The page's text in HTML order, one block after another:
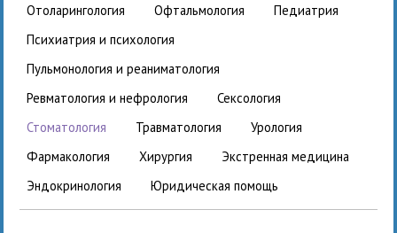
отоларингология
офтальмология
педиатрия
психиатрия и психология
пульмонология и реаниматология
ревматология и нефрология
сексология
стоматология
травматология
урология
фармакология
хирургия
экстренная медицина
эндокринология
юридическая помощь